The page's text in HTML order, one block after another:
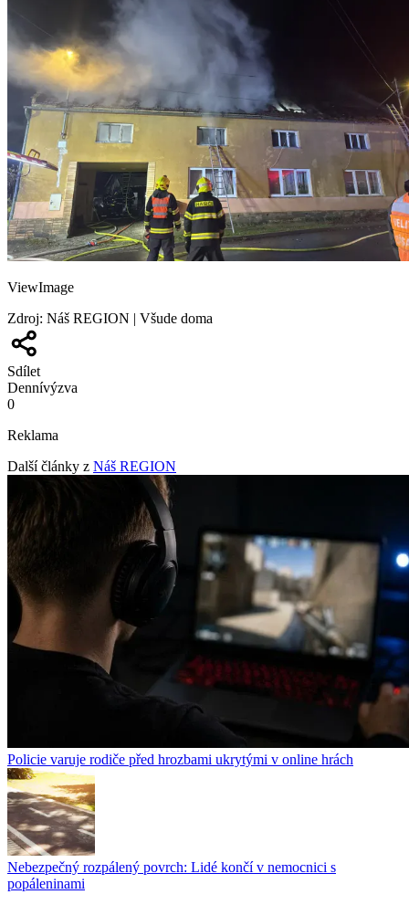
ViewImage
Zdroj: Náš REGION | Všude doma
Sdílet
Dennívýzva
0
Reklama
Další články z Náš REGION
Policie varuje rodiče před hrozbami ukrytými v online hrách
Nebezpečný rozpálený povrch: Lidé končí v nemocnici s
popáleninami